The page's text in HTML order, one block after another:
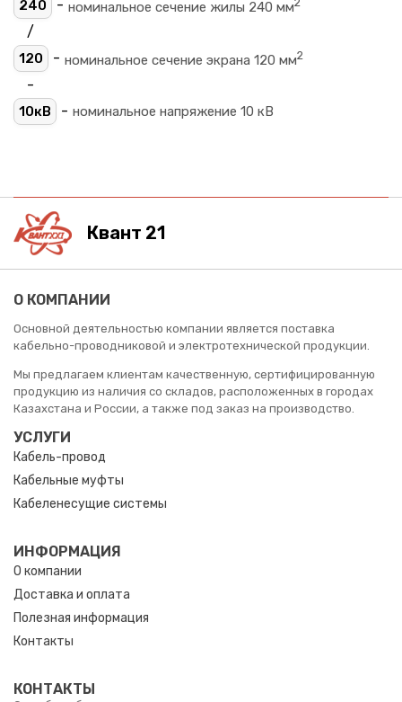
240 - номинальное сечение жилы 240 мм
/
120 - номинальное сечение экрана 120 мм2
-
10кВ - номинальное напряжение 10 кВ
Квант 21
О КОМПАНИИ
Основной деятельностью компании является поставка
кабельно-проводниковой и электротехнической продукции.
Мы предлагаем клиентам качественную, сертифицированную
продукцию из наличия со складов, расположенных в городах
Казахстана и России, а также под заказ на производство.
УСЛУГИ
Кабель-провод
Кабельные муфты
Кабеленесущие системы
ИНФОРМАЦИЯ
О компании
Доставка и оплата
Полезная информация
Контакты
КОНТАКТЫ